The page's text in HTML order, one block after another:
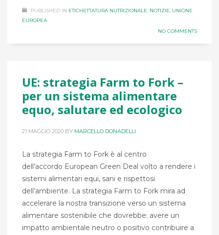
PUBLISHED IN ETICHETTATURA NUTRIZIONALE, NOTIZIE, UNIONE
EUROPEA
NO COMMENTS
UE: strategia Farm to Fork –
per un sistema alimentare
equo, salutare ed ecologico
21 MAGGIO 2020 BY MARCELLO DONADELLI
La strategia Farm to Fork è al centro
dell’accordo European Green Deal volto a rendere i
sistemi alimentari equi, sani e rispettosi
dell’ambiente. La strategia Farm to Fork mira ad
accelerare la nostra transizione verso un sistema
alimentare sostenibile che dovrebbe: avere un
impatto ambientale neutro o positivo contribuire a